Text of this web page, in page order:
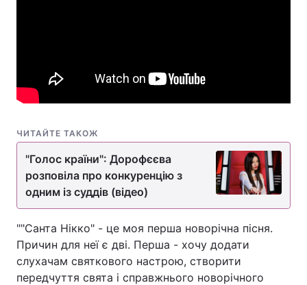
Контакти
Послуги
Тема оформлення
ЧИТАЙТЕ ТАКОЖ
"Голос країни": Дорофєєва
розповіла про конкуренцію з
одним із суддів (відео)
""Санта Нікко" - це моя перша новорічна пісня.
Причин для неї є дві. Перша - хочу додати
слухачам святкового настрою, створити
передчуття свята і справжнього новорічного